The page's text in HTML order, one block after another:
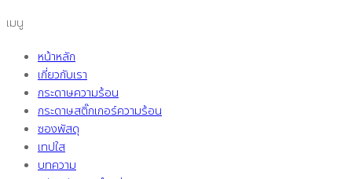
เมนู
หน้าหลัก
เกี่ยวกับเรา
กระดาษความร้อน
กระดาษสติ๊กเกอร์ความร้อน
ซองพัสดุ
เทปใส
บทความ